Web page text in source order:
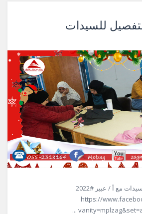
للسيدات
ختام ورشة التفصيل للسيدات مع أ / عبير #2022
https://